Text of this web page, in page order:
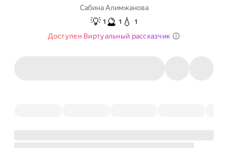
Сабина Алимжанова
💡 1 🔮 1 💧 1
Доступен Виртуальный рассказчик